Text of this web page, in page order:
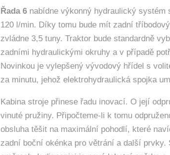
Řada 6 nabídne výkonný hydraulický
120 l/min. Díky tomu bude mít zadní
zvládne 3,5 tuny. Traktor bude standardně
zadními hydraulickými okruhy a v případě
Novinkou je vylepšený vývodový hřídel s
za minutu, jehož elektrohydraulická spojka
Kabina stroje přinese řadu inovací. O její
vinuté pružiny. Připočteme-li k tomu
obsluha těšit na maximální pohodlí, které
zadní boční okénka pro větrání a další